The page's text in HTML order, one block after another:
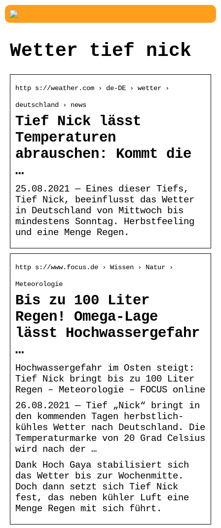
Wetter tief nick
http s://weather.com › de-DE › wetter ›
deutschland › news
Tief Nick lässt
Temperaturen
abrauschen: Kommt die
…
25.08.2021 — Eines dieser Tiefs,
Tief Nick, beeinflusst das Wetter
in Deutschland von Mittwoch bis
mindestens Sonntag. Herbstfeeling
und eine Menge Regen.
http s://www.focus.de › Wissen › Natur ›
Meteorologie
Bis zu 100 Liter
Regen! Omega-Lage
lässt Hochwassergefahr
…
Hochwassergefahr im Osten steigt:
Tief Nick bringt bis zu 100 Liter
Regen – Meteorologie – FOCUS online
26.08.2021 — Tief „Nick“ bringt in
den kommenden Tagen herbstlich-
kühles Wetter nach Deutschland. Die
Temperaturmarke von 20 Grad Celsius
wird nach der …
Dank Hoch Gaya stabilisiert sich
das Wetter bis zur Wochenmitte.
Doch dann setzt sich Tief Nick
fest, das neben kühler Luft eine
Menge Regen mit sich führt.